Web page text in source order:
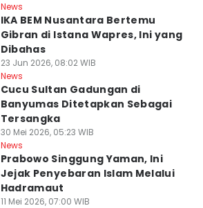
News
IKA BEM Nusantara Bertemu
Gibran di Istana Wapres, Ini yang
Dibahas
23 Jun 2026, 08:02 WIB
News
Cucu Sultan Gadungan di
Banyumas Ditetapkan Sebagai
Tersangka
30 Mei 2026, 05:23 WIB
News
Prabowo Singgung Yaman, Ini
Jejak Penyebaran Islam Melalui
Hadramaut
11 Mei 2026, 07:00 WIB